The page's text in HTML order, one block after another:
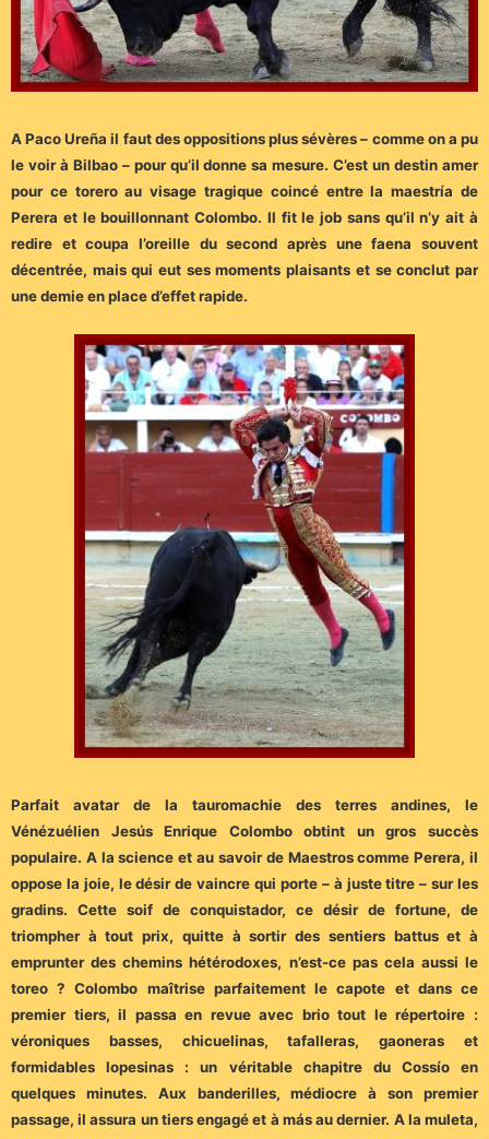
A Paco Ureña il faut des oppositions plus sévères – comme on a pu
le voir à Bilbao – pour qu’il donne sa mesure. C’est un destin amer
pour ce torero au visage tragique coincé entre la maestría de
Perera et le bouillonnant Colombo. Il fit le job sans qu’il n’y ait à
redire et coupa l’oreille du second après une faena souvent
décentrée, mais qui eut ses moments plaisants et se conclut par
une demie en place d’effet rapide.
Parfait avatar de la tauromachie des terres andines, le
Vénézuélien Jesús Enrique Colombo obtint un gros succès
populaire. A la science et au savoir de Maestros comme Perera, il
oppose la joie, le désir de vaincre qui porte – à juste titre – sur les
gradins. Cette soif de conquistador, ce désir de fortune, de
triompher à tout prix, quitte à sortir des sentiers battus et à
emprunter des chemins hétérodoxes, n’est-ce pas cela aussi le
toreo ? Colombo maîtrise parfaitement le capote et dans ce
premier tiers, il passa en revue avec brio tout le répertoire :
véroniques basses, chicuelinas, tafalleras, gaoneras et
formidables lopesinas : un véritable chapitre du Cossío en
quelques minutes. Aux banderilles, médiocre à son premier
passage, il assura un tiers engagé et à más au dernier. A la muleta,